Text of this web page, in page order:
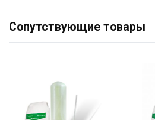
Сопутствующие товары